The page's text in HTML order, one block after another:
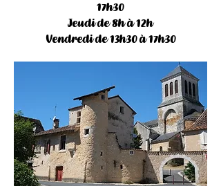
17h30
Jeudi de 8h à 12h
Vendredi de 13h30 à 17h30